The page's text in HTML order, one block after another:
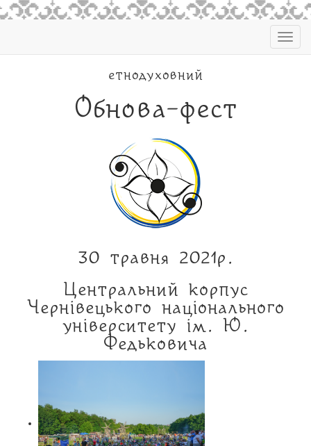
етнодуховний
Обнова-фест
30 травня 2021р.
Центральний корпус
Чернівецького національного
університету ім. Ю.
Федьковича